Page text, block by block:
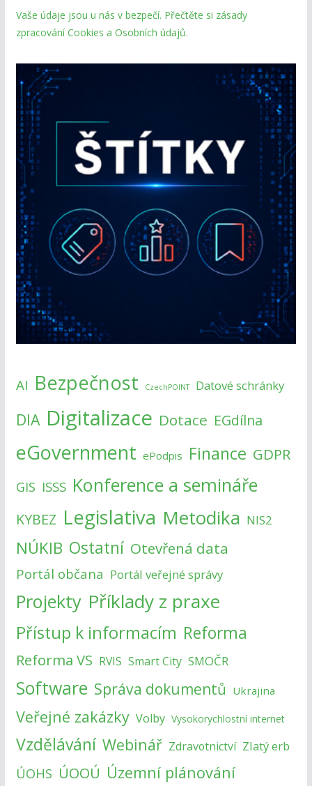
Vaše údaje jsou u nás v bezpečí. Přečtěte si zásady
zpracování Cookies a Osobních údajů.
AI Bezpečnost CzechPOINT Datové schránky
DIA Digitalizace Dotace EGdílna
eGovernment ePodpis Finance GDPR
GIS ISSS Konference a semináře
KYBEZ Legislativa Metodika NIS2
NÚKIB Ostatní Otevřená data
Portál občana Portál veřejné správy
Projekty Příklady z praxe
Přístup k informacím Reforma
Reforma VS RVIS Smart City SMOČR
Software Správa dokumentů Ukrajina
Veřejné zakázky Volby Vysokorychlostní internet
Vzdělávání Webinář Zdravotnictví Zlatý erb
ÚOHS ÚOOÚ Územní plánování